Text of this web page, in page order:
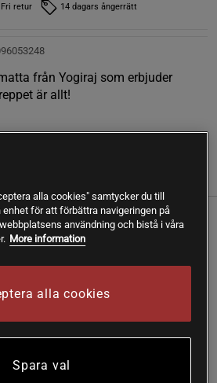
Fri retur 14 dagars ångerrätt
från Yogiraj som erbjuder
är allt!
från Yogiraj som erbjuder
är allt!
fast och stadigt med maximal
mattan som passar alla
På Grip mat står du fast och stadig
alla cookies" samtycker du till
enhet för att förbättra navigeringen på
användning och bistå i våra
More information
alla cookies
Spara val